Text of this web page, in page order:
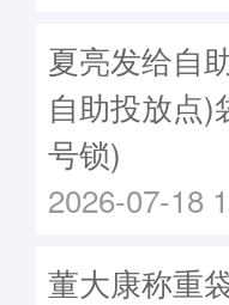
夏亮发给自
自助投放点)
号锁)
2026-07-18
董大康称重